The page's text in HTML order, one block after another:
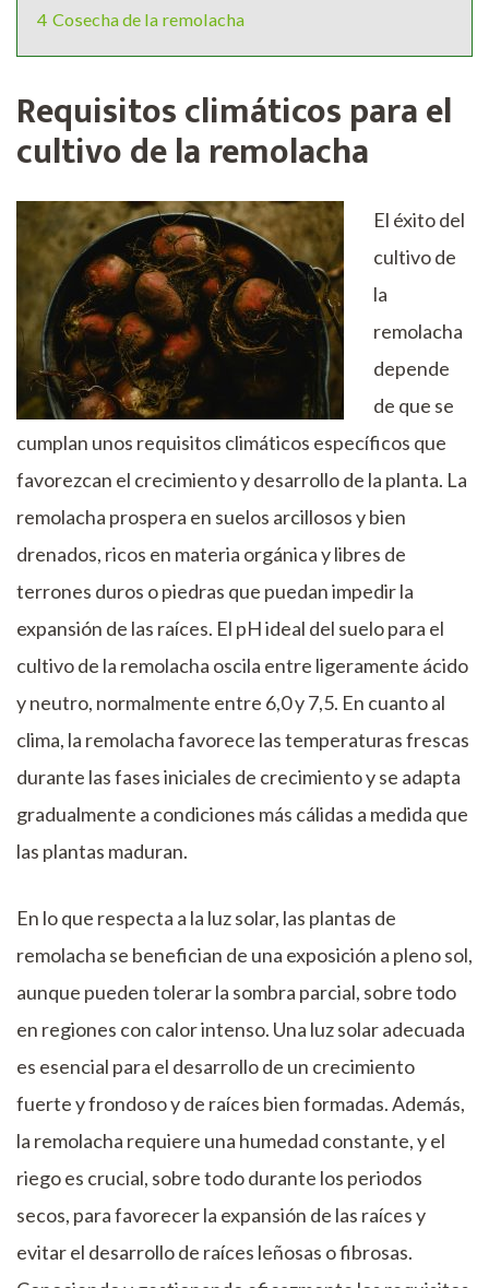
4 Cosecha de la remolacha
Requisitos climáticos para el
cultivo de la remolacha
El éxito del
cultivo de
la
remolacha
depende
de que se
cumplan unos requisitos climáticos específicos que
favorezcan el crecimiento y desarrollo de la planta. La
remolacha prospera en suelos arcillosos y bien
drenados, ricos en materia orgánica y libres de
terrones duros o piedras que puedan impedir la
expansión de las raíces. El pH ideal del suelo para el
cultivo de la remolacha oscila entre ligeramente ácido
y neutro, normalmente entre 6,0 y 7,5. En cuanto al
clima, la remolacha favorece las temperaturas frescas
durante las fases iniciales de crecimiento y se adapta
gradualmente a condiciones más cálidas a medida que
las plantas maduran.
En lo que respecta a la luz solar, las plantas de
remolacha se benefician de una exposición a pleno sol,
aunque pueden tolerar la sombra parcial, sobre todo
en regiones con calor intenso. Una luz solar adecuada
es esencial para el desarrollo de un crecimiento
fuerte y frondoso y de raíces bien formadas. Además,
la remolacha requiere una humedad constante, y el
riego es crucial, sobre todo durante los periodos
secos, para favorecer la expansión de las raíces y
evitar el desarrollo de raíces leñosas o fibrosas.